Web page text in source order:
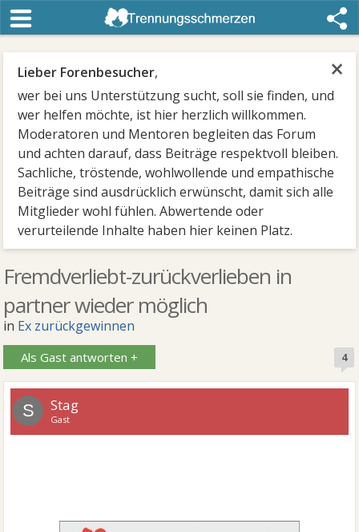
×
Lieber Forenbesucher,
wer bei uns Unterstützung sucht, soll sie finden, und
wer helfen möchte, ist hier herzlich willkommen.
Moderatoren und Mentoren begleiten das Forum
und achten darauf, dass Beiträge respektvoll bleiben.
Sachliche, tröstende, wohlwollende und empathische
Beiträge sind ausdrücklich erwünscht, damit sich alle
Mitglieder wohl fühlen. Abwertende oder
verurteilende Inhalte haben hier keinen Platz.
Fremdverliebt-zurückverlieben in
partner wieder möglich
in Ex zurückgewinnen
Als Gast antworten + 4
S Stag
Gast